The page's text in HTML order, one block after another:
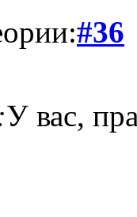
#36
У вас,